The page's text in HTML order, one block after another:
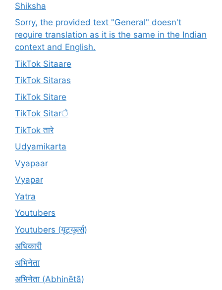
Shiksha
Sorry, the provided text "General" doesn't
require translation as it is the same in the Indian
context and English.
TikTok Sitaare
TikTok Sitaras
TikTok Sitare
TikTok Sitarे
TikTok तारे
Udyamikarta
Vyapaar
Vyapar
Yatra
Youtubers
Youtubers (यूट्यूबर्स)
अधिकारी
अभिनेता
अभिनेता (Abhinētā)